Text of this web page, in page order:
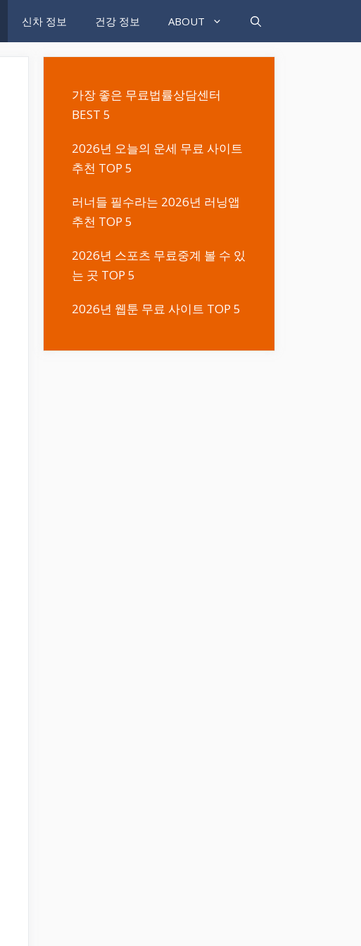
신차 정보 건강 정보 ABOUT
가장 좋은 무료법률상담센터
BEST 5
2026년 오늘의 운세 무료 사이트
추천 TOP 5
러너들 필수라는 2026년 러닝앱
추천 TOP 5
2026년 스포츠 무료중계 볼 수 있
는 곳 TOP 5
2026년 웹툰 무료 사이트 TOP 5